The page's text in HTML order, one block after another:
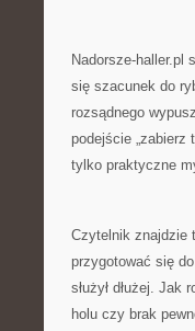
Nadorsze-haller.pl
się szacunek do
rozsądnego
podejście „zabierz
tylko praktyczne
Czytelnik znajdzie
przygotować się
służył dłużej.
holu czy brak